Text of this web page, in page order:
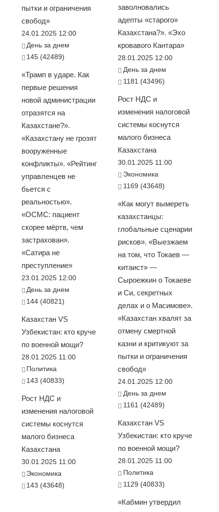
пытки и ограничения
свобод»
24.01.2025 12:00
День за днем
145 (42489)
«Трамп в ударе. Как
первые решения
новой администрации
отразятся на
Казахстане?».
«Казахстану не грозят
вооруженные
конфликты». «Рейтинг
управленцев не
бьется с
реальностью».
«ОСМС: пациент
скорее мёртв, чем
застрахован».
«Сатира не
преступление»
23.01.2025 12:00
День за днем
144 (40821)
Казахстан VS
Узбекистан: кто круче
по военной мощи?
28.01.2025 11:00
Политика
143 (40833)
Рост НДС и
изменения налоговой
системы коснутся
малого бизнеса
Казахстана
30.01.2025 11:00
Экономика
143 (43648)
заволновались
адепты «старого»
Казахстана?». «Эхо
кровавого Кантара»
28.01.2025 12:00
День за днем
1181 (43496)
Рост НДС и
изменения налоговой
системы коснутся
малого бизнеса
Казахстана
30.01.2025 11:00
Экономика
1169 (43648)
«Как могут вымереть
казахстанцы:
глобальные сценарии
рисков». «Выезжаем
на том, что Токаев —
китаист» —
Сыроежкин о Токаеве
и Си, секретных
делах и о Масимове».
«Казахстан хвалят за
отмену смертной
казни и критикуют за
пытки и ограничения
свобод»
24.01.2025 12:00
День за днем
1161 (42489)
Казахстан VS
Узбекистан: кто круче
по военной мощи?
28.01.2025 11:00
Политика
1129 (40833)
«Кабмин утвердил